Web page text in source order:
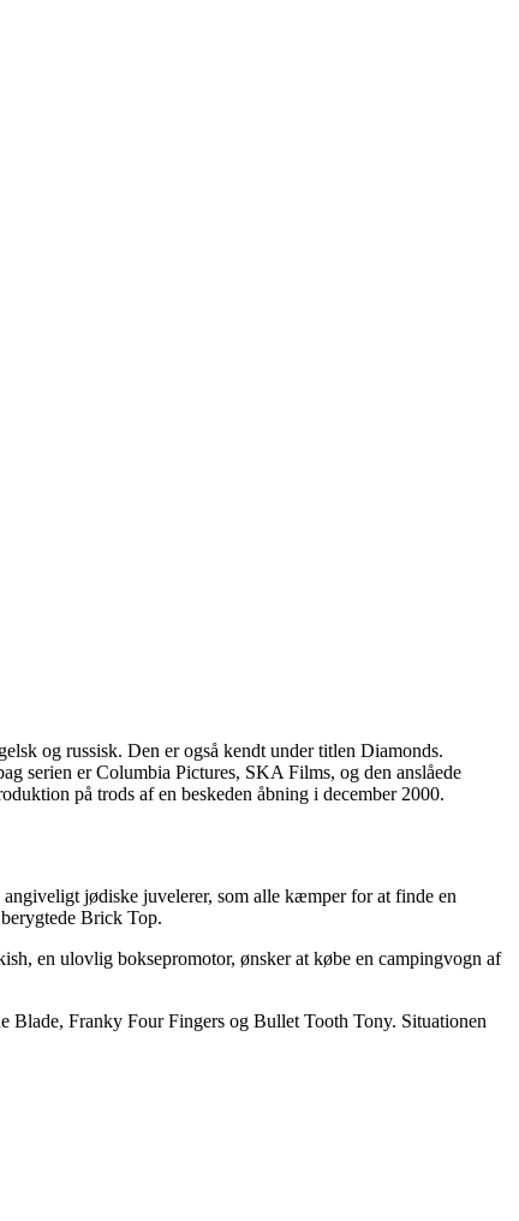
og russisk. Den er også kendt under titlen Diamonds.
serien er Columbia Pictures, SKA Films, og den anslåede
på trods af en beskeden åbning i december 2000.
jødiske juvelerer, som alle kæmper for at finde en
Brick Top.
en ulovlig boksepromotor, ønsker at købe en campingvogn af
Blade, Franky Four Fingers og Bullet Tooth Tony. Situationen